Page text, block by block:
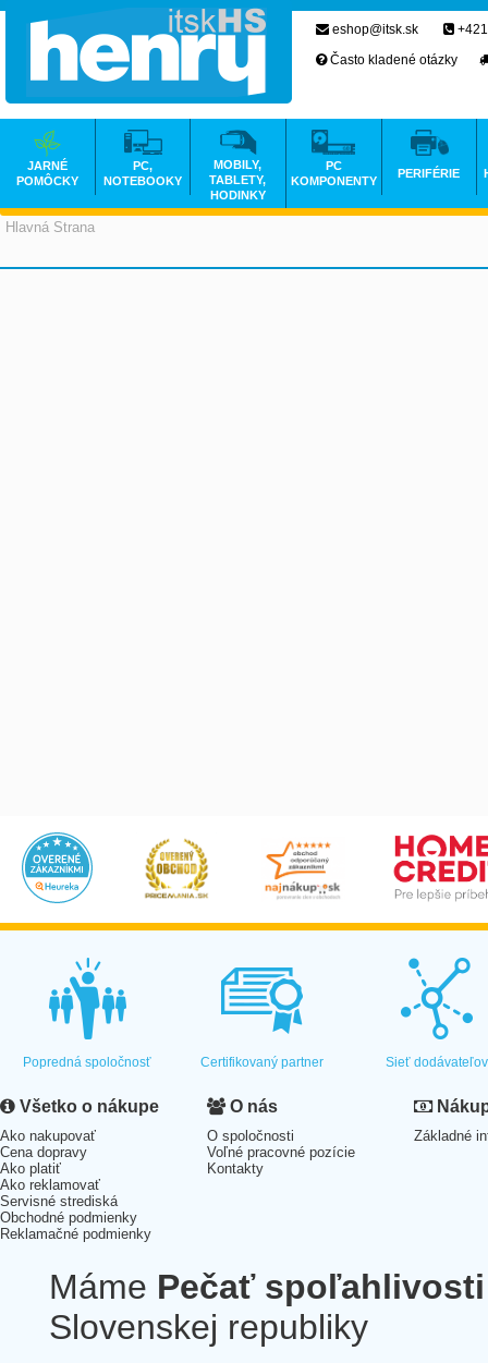
Hlavná Strana
eshop@itsk.sk
Často kladené otázky
JARNÉ
POMÔCKY
PC,
NOTEBOOKY
MOBILY,
TABLETY,
HODINKY
PC
KOMPONENTY
PERIFÉRIE
Popredná spoločnosť Certifikovaný partner Sieť dodávateľov
Všetko o nákupe
Ako nakupovať
Cena dopravy
Ako platiť
Ako reklamovať
Servisné strediská
Obchodné podmienky
Reklamačné podmienky
O nás
O spoločnosti
Voľné pracovné pozície
Kontakty
Základné
Máme Pečať spoľahlivosti
Slovenskej republiky